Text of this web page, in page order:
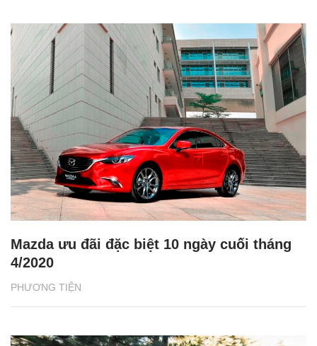
PHƯƠNG TIỆN
Mazda ưu đãi đặc biệt 10 ngày cuối tháng
4/2020